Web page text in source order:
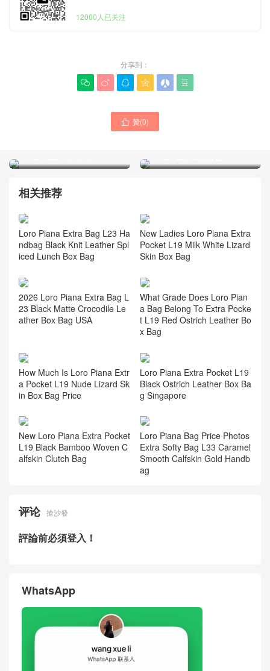
12000人已关注
分享到：
     
 贊(0)
Loro piana女包Hong Kong
Pocket L23.5雙肩包
Loro piana女包奢侈品排名
相关推荐
Loro Piana Extra Bag L23 Ha
ndbag Black Knit Leather Spl
iced Lunch Box Bag
New Ladies Loro Piana Extra
Pocket L19 Milk White Lizard
Skin Box Bag
2026 Loro Piana Extra Bag L
23 Black Matte Crocodile Le
ather Box Bag USA
What Grade Does Loro Pian
a Bag Belong To Extra Pocke
t L19 Red Ostrich Leather Bo
x Bag
How Much Is Loro Piana Extr
a Pocket L19 Nude Lizard Sk
in Box Bag Price
Loro Piana Extra Pocket L19
Black Ostrich Leather Box Ba
g Singapore
New Loro Piana Extra Pocket
L19 Black Bamboo Woven C
alfskin Clutch Bag
Loro Piana Bag Price Photos
Extra Softy Bag L33 Caramel
Smooth Calfskin Gold Handb
ag
评论 搶沙發
評論前必須登入！
WhatsApp